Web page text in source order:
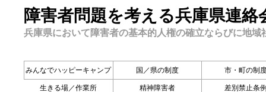
障害者問題を考える兵庫県連
兵庫県において障害者の基本的人権の確立ならびに地
みんなでハッピーキャンプ 国／県の制度 市・町の制
生きる場／作業所 精神障害者 差別禁止条